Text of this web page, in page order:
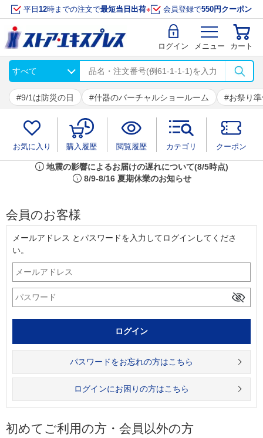
平日 12時までの注文で最短当日出荷※ 会員登録で550円クーポン
ログイン メニュー カート
9/1は防災の日 什器のバーチャルショールーム お祭り
お気に入り 購入履歴 閲覧履歴 カテゴリ クーポン
info 地震の影響によるお届けの遅れについて(8/5時点)
info 8/9-8/16 夏期休業のお知らせ
会員のお客様
メールアドレス とパスワードを入力してログインしてくださ
い。
パスワードをお忘れの方はこちら
ログインにお困りの方はこちら
初めてご利用の方・会員以外の方